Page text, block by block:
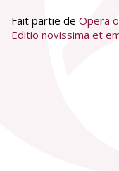
Fait partie de Opera
Editio novissima et